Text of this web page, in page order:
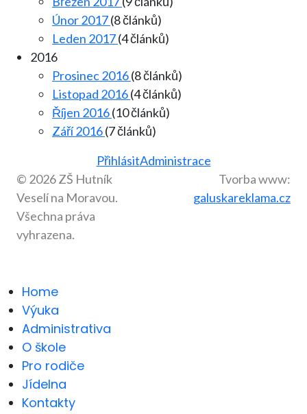
Únor 2017(8 článků)
Leden 2017(4 článků)
2016
Prosinec 2016(8 článků)
Listopad 2016(4 článků)
Říjen 2016(10 článků)
Září 2016(7 článků)
PřihlásitAdministrace
© 2026 ZŠ Hutník
Veselí na Moravou.
Všechna práva
vyhrazena.
Tvorba www:
galuskareklama.cz
Home
Výuka
Administrativa
O škole
Pro rodiče
Jídelna
Kontakty